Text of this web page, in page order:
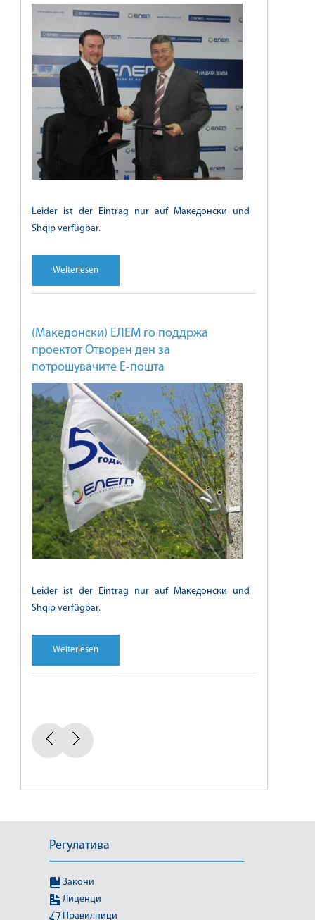
Leider ist der Eintrag nur auf Македонски und
Shqip verfügbar.
Weiterlesen
(Македонски) ЕЛЕМ го поддржа
проектот Отворен ден за
потрошувачите Е-пошта
Leider ist der Eintrag nur auf Македонски und
Shqip verfügbar.
Weiterlesen
Регулатива
Закони
Лиценци
Правилници